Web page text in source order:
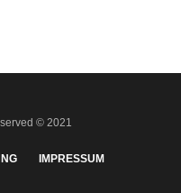
© 2021
IMPRESSUM